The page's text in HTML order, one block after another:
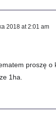
2018 at 2:01 am
proszę o
1ha.